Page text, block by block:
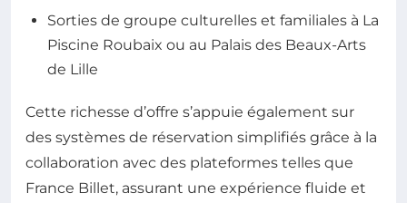
Sorties de groupe culturelles et familiales à La
Piscine Roubaix ou au Palais des Beaux-Arts
de Lille
Cette richesse d’offre s’appuie également sur
des systèmes de réservation simplifiés grâce à la
collaboration avec des plateformes telles que
France Billet, assurant une expérience fluide et